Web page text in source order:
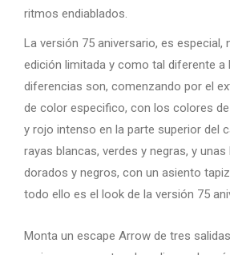
ritmos endiablados.
La versión 75 aniversario, es especial,
edición limitada y como tal diferente a
diferencias son, comenzando por el
de color especifico, con los colores
y rojo intenso en la parte superior del
rayas blancas, verdes y negras, y
dorados y negros, con un asiento
todo ello es el look de la versión 75
Monta un escape Arrow de tres